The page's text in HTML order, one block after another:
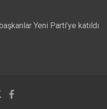
Yeni Parti’ye katıldı